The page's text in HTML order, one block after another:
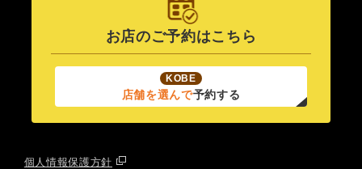
お店のご予約はこちら
KOBE
店舗を選んで予約する
個人情報保護方針